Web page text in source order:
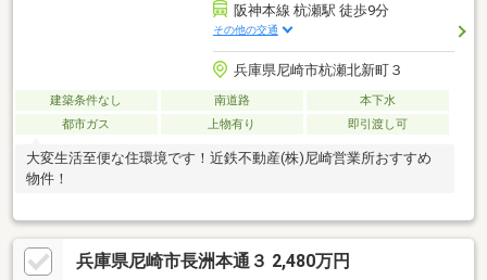
阪神本線 杭瀬駅 徒歩9分
その他の交通
兵庫県尼崎市杭瀬北新町３
建築条件なし 南道路
本下水
都市ガス
上物有り 即引渡し可
大変生活至便な住環境です！近鉄不動産(株)尼崎営業所おすすめ
物件！
兵庫県尼崎市長洲本通３ 2,480万円